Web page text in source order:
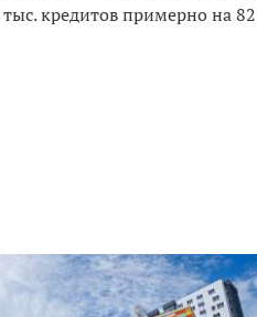
кредитов примерно на 82